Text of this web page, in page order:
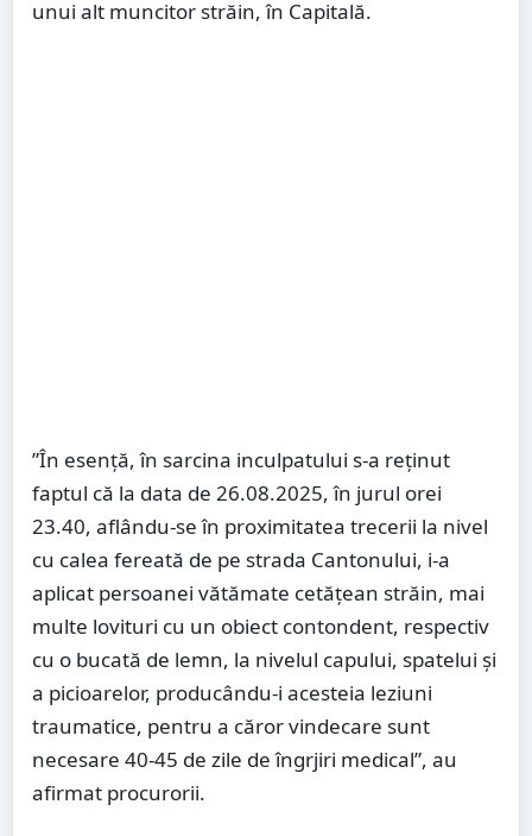
unui alt muncitor străin, în Capitală.
”În esenţă, în sarcina inculpatului s-a reţinut
faptul că la data de 26.08.2025, în jurul orei
23.40, aflându-se în proximitatea trecerii la nivel
cu calea fereată de pe strada Cantonului, i-a
aplicat persoanei vătămate cetăţean străin, mai
multe lovituri cu un obiect contondent, respectiv
cu o bucată de lemn, la nivelul capului, spatelui şi
a picioarelor, producându-i acesteia leziuni
traumatice, pentru a căror vindecare sunt
necesare 40-45 de zile de îngrjiri medical”, au
afirmat procurorii.